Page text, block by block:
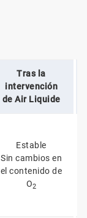
Tras la
intervención
de Air Liquide
Estable
Sin cambios en
el contenido de
O2